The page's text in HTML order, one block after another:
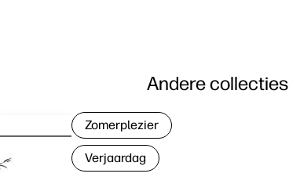
Andere collecties
Zomerplezier
Verjaardag